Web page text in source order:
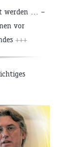
werden … –
vor
+++